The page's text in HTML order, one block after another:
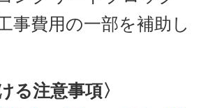
事費用の一部を補助し
る注意事項〉